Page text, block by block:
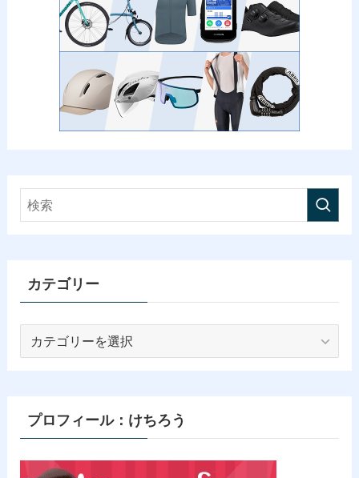
カテゴリー
ープロフィール：けちろう